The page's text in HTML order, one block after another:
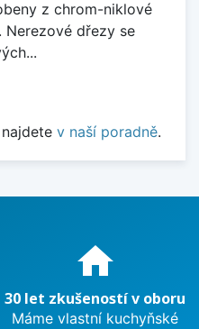
z chrom-niklové
Nerezové dřezy se
v naší poradně.
home
30 let zkušeností v oboru
Máme vlastní kuchyňské